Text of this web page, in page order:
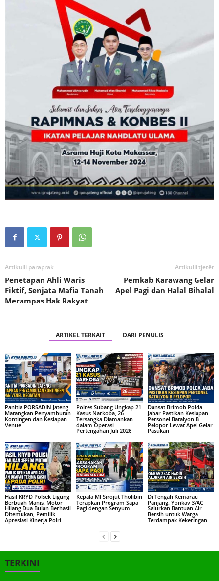
Artikulli paraprak
Penetapan Ahli Waris
Fiktif, Senjata Mafia Tanah
Merampas Hak Rakyat
Artikulli tjetër
Pemkab Karawang Gelar
Apel Pagi dan Halal Bihalal
ARTIKEL TERKAIT DARI PENULIS
Panitia PORSADIN Jateng
Matangkan Penyambutan
Kontingen dan Kesiapan
Venue
Polres Subang Ungkap 21
Kasus Narkoba, 26
Tersangka Diamankan
dalam Operasi
Pertengahan Juli 2026
Dansat Brimob Polda
Jabar Pastikan Kesiapan
Personel Batalyon B
Pelopor Lewat Apel Gelar
Pasukan
Hasil KRYD Polsek Ligung
Berbuah Manis, Motor
Hilang Dua Bulan Berhasil
Ditemukan, Pemilik
Apresiasi Kinerja Polri
Kepala MI Sirojut Tholibin
Terapkan Program Sapa
Pagi dengan Senyum
Di Tengah Kemarau
Panjang, Yonkav 3/AC
Salurkan Bantuan Air
Bersih untuk Warga
Terdampak Kekeringan
TERKINI